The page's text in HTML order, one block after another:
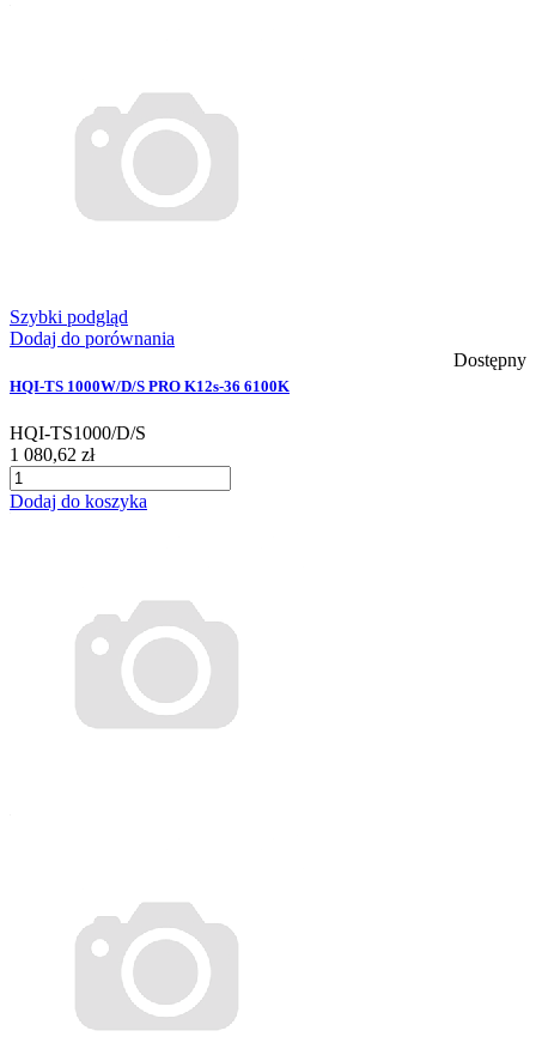
Szybki podgląd
Dodaj do porównania
Dostępny
HQI-TS 1000W/D/S PRO K12s-36 6100K
HQI-TS1000/D/S
1 080,62 zł
Dodaj do koszyka